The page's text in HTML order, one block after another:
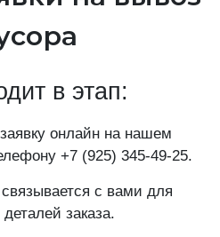
в этап:
онлайн на нашем
+7 (925) 345-49-25.
с вами для
заказа.